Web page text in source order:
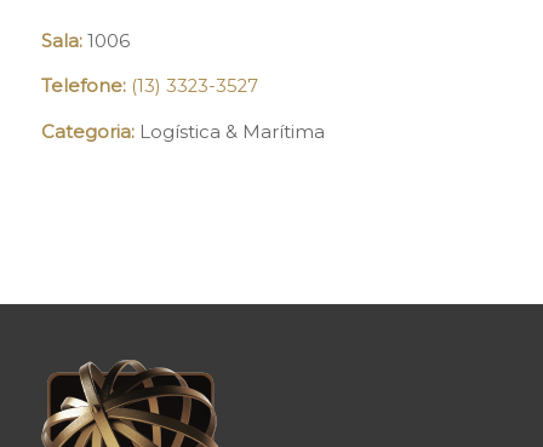
Sala: 1006
Telefone: (13) 3323-3527
Categoria: Logística & Marítima